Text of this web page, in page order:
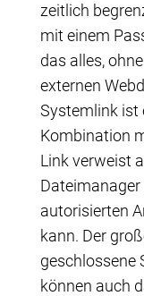
zeitlich
mit einem
das alles,
externen
Systemlink ist
Kombination
Link verweist
autorisierten
kann. Der
geschlossene
können auch